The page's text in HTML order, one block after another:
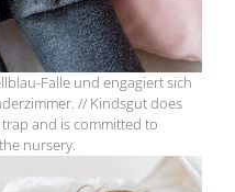
Falle und engagiert sich
// Kindsgut does
and is committed to
nursery.